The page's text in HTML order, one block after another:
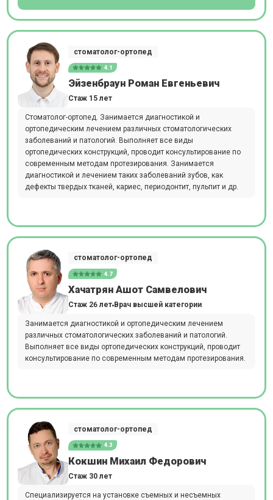
стоматолог-ортопед
4.1
Эйзенбраун Роман Евгеньевич
Стаж 15 лет
Стоматолог-ортопед. Занимается диагностикой и
ортопедическим лечением различных стоматологических
заболеваний и патологий. Выполняет все виды
ортопедических конструкций, проводит консультирование по
современным методам протезирования. Занимается
диагностикой и лечением таких заболеваний зубов, как
дефекты твердых тканей, кариес, периодонтит, пульпит и др.
стоматолог-ортопед
4.7
Хачатрян Ашот Самвелович
Стаж 26 лет Врач высшей категории
Занимается диагностикой и ортопедическим лечением
различных стоматологических заболеваний и патологий.
Выполняет все виды ортопедических конструкций, проводит
консультирование по современным методам протезирования.
стоматолог-ортопед
4.3
Кокшин Михаил Федорович
Стаж 30 лет
Специализируется на установке съемных и несъемных